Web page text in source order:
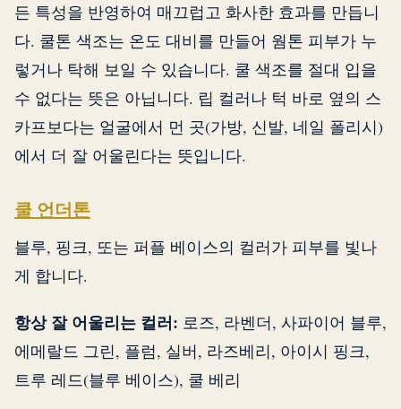
든 특성을 반영하여 매끄럽고 화사한 효과를 만듭니
다. 쿨톤 색조는 온도 대비를 만들어 웜톤 피부가 누
렇거나 탁해 보일 수 있습니다. 쿨 색조를 절대 입을
수 없다는 뜻은 아닙니다. 립 컬러나 턱 바로 옆의 스
카프보다는 얼굴에서 먼 곳(가방, 신발, 네일 폴리시)
에서 더 잘 어울린다는 뜻입니다.
쿨 언더톤
블루, 핑크, 또는 퍼플 베이스의 컬러가 피부를 빛나
게 합니다.
항상 잘 어울리는 컬러: 로즈, 라벤더, 사파이어 블루,
에메랄드 그린, 플럼, 실버, 라즈베리, 아이시 핑크,
트루 레드(블루 베이스), 쿨 베리